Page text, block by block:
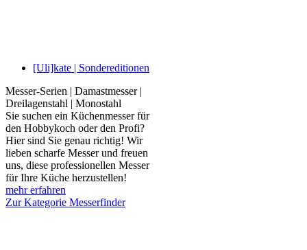
[Uli]kate | Sondereditionen
Messer-Serien | Damastmesser |
Dreilagenstahl | Monostahl
Sie suchen ein Küchenmesser für
den Hobbykoch oder den Profi?
Hier sind Sie genau richtig! Wir
lieben scharfe Messer und freuen
uns, diese professionellen Messer
für Ihre Küche herzustellen!
mehr erfahren
Zur Kategorie Messerfinder